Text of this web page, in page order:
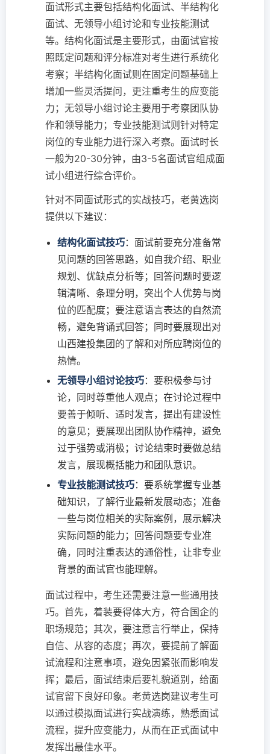
面试形式主要包括结构化面试、半结构化
面试、无领导小组讨论和专业技能测试
等。结构化面试是主要形式，由面试官按
照既定问题和评分标准对考生进行系统化
考察；半结构化面试则在固定问题基础上
增加一些灵活提问，更注重考生的应变能
力；无领导小组讨论主要用于考察团队协
作和领导能力；专业技能测试则针对特定
岗位的专业能力进行深入考察。面试时长
一般为20-30分钟，由3-5名面试官组成面
试小组进行综合评价。
针对不同面试形式的实战技巧，老黄选岗
提供以下建议：
结构化面试技巧：面试前要充分准备常
见问题的回答思路，如自我介绍、职业
规划、优缺点分析等；回答问题时要逻
辑清晰、条理分明，突出个人优势与岗
位的匹配度；要注意语言表达的自然流
畅，避免背诵式回答；同时要展现出对
山西建投集团的了解和对所应聘岗位的
热情。
无领导小组讨论技巧：要积极参与讨
论，同时尊重他人观点；在讨论过程中
要善于倾听、适时发言，提出有建设性
的意见；要展现出团队协作精神，避免
过于强势或消极；讨论结束时要做总结
发言，展现概括能力和团队意识。
专业技能测试技巧：要系统掌握专业基
础知识，了解行业最新发展动态；准备
一些与岗位相关的实际案例，展示解决
实际问题的能力；回答问题要专业准
确，同时注重表达的通俗性，让非专业
背景的面试官也能理解。
面试过程中，考生还需要注意一些通用技
巧。首先，着装要得体大方，符合国企的
职场规范；其次，要注意言行举止，保持
自信、从容的态度；再次，要提前了解面
试流程和注意事项，避免因紧张而影响发
挥；最后，面试结束后要礼貌道别，给面
试官留下良好印象。老黄选岗建议考生可
以通过模拟面试进行实战演练，熟悉面试
流程，提升应变能力，从而在正式面试中
发挥出最佳水平。